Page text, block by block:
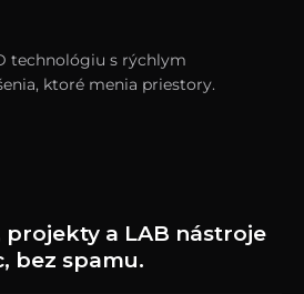
technológiu s rýchlym
ktoré menia priestory.
a LAB nástroje
bez spamu.